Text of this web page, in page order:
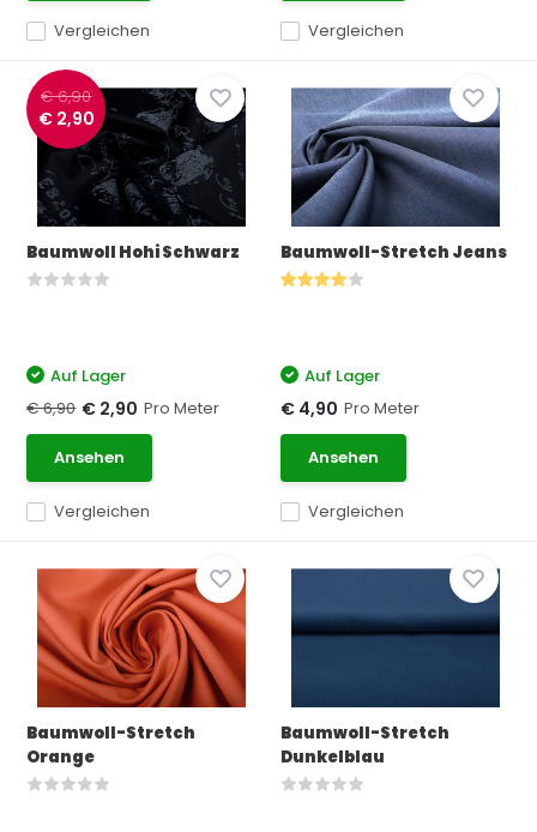
Vergleichen Vergleichen
€ 6,90
€ 2,90
Baumwoll Hohi Schwarz
Vergleichen
Auf Lager
€ 6,90 € 2,90 Pro Meter
Ansehen
Baumwoll-Stretch Jeans
Vergleichen
Auf Lager
€ 4,90 Pro Meter
Ansehen
Baumwoll-Stretch
Orange
Baumwoll-Stretch
Dunkelblau